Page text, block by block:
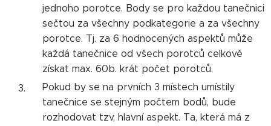
jednoho porotce. Body se pro každou tanečnici
sečtou za všechny podkategorie a za všechny
porotce. Tj. za 6 hodnocených aspektů může
každá tanečnice od všech porotců celkově
získat max. 60b. krát počet porotců.
Pokud by se na prvních 3 místech umístily
tanečnice se stejným počtem bodů, bude
rozhodovat tzv, hlavní aspekt. Ta, která má z